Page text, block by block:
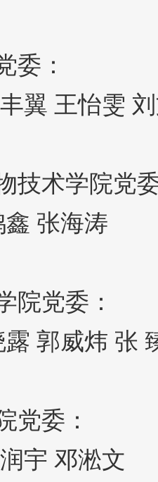
委：
翼 王怡雯
技术学院党
张海涛
院党委：
郭威炜 张
党委：
宇 邓淞文